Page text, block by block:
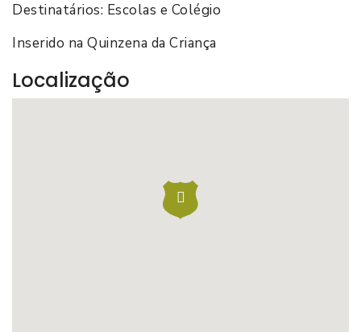
Destinatários: Escolas e Colégio
Inserido na Quinzena da Criança
Localização